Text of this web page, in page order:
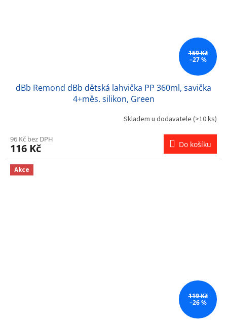
159 Kč
–27 %
dBb Remond dBb dětská lahvička PP 360ml, savička
4+měs. silikon, Green
Skladem u dodavatele (>10 ks)
96 Kč bez DPH
116 Kč Do košíku
Akce
119 Kč
–26 %